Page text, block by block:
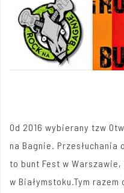
Od 2016 wybierany tzw
na Bagnie. Przesłuchania
to bunt Fest w
w Białymstoku.Tym